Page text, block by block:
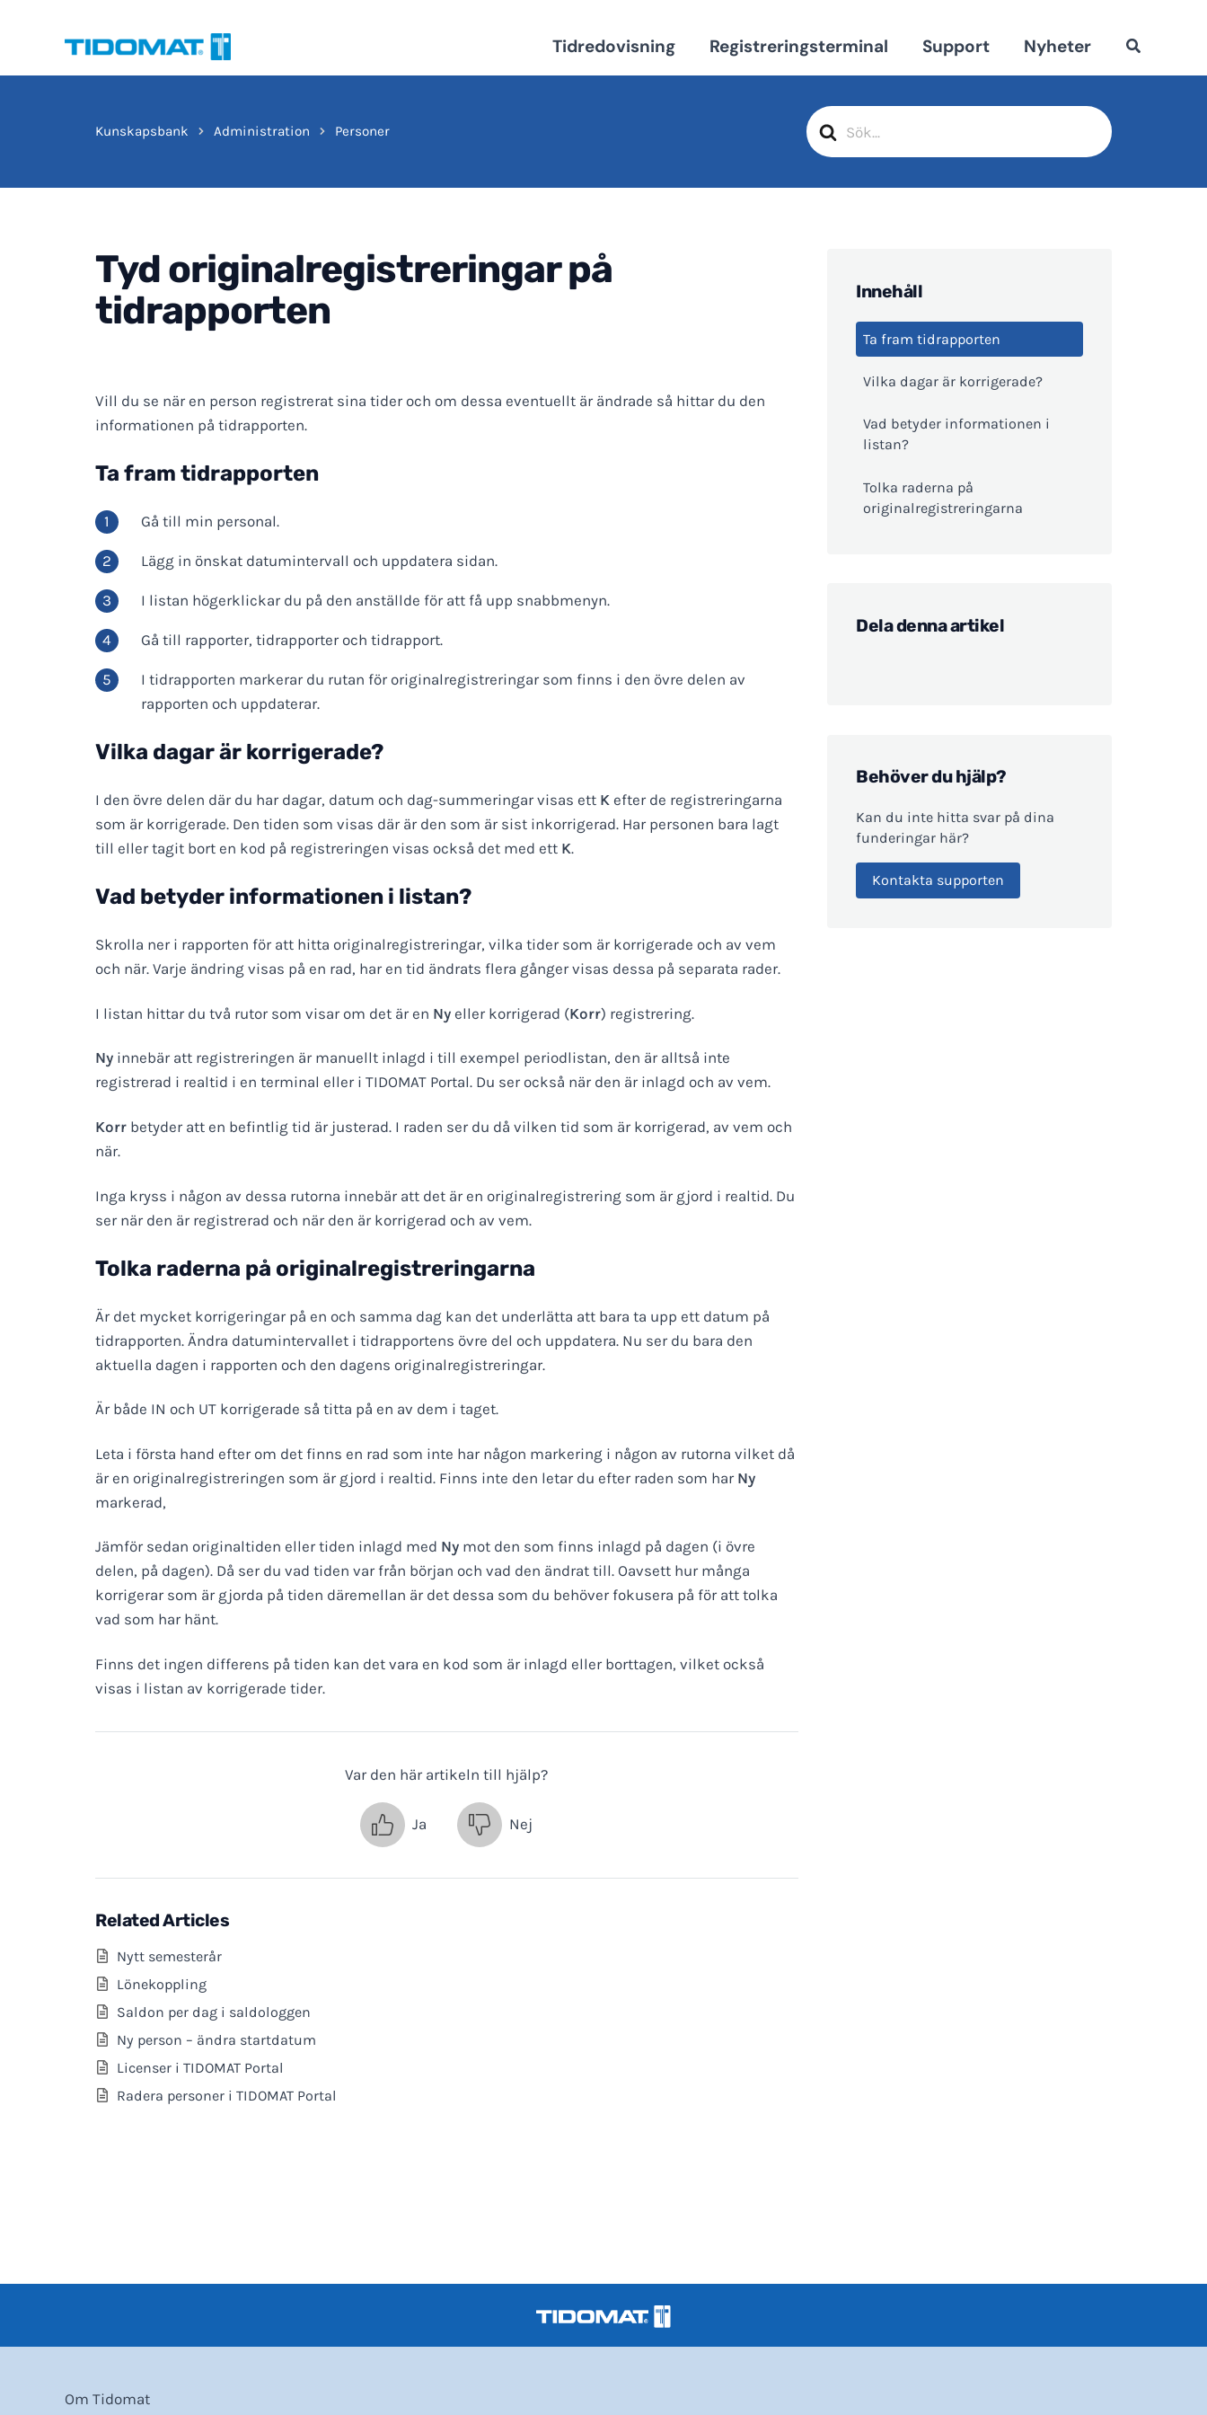
Tidredovisning Registreringsterminal Support Nyheter
Sök
efter
Kunskapsbank Administration Personer
Tyd originalregistreringar på
tidrapporten
Vill du se när en person registrerat sina tider och om dessa eventuellt är ändrade så hittar du den
informationen på tidrapporten.
Ta fram tidrapporten
Gå till min personal.
Lägg in önskat datumintervall och uppdatera sidan.
I listan högerklickar du på den anställde för att få upp snabbmenyn.
Gå till rapporter, tidrapporter och tidrapport.
I tidrapporten markerar du rutan för originalregistreringar som finns i den övre delen av
rapporten och uppdaterar.
Vilka dagar är korrigerade?
I den övre delen där du har dagar, datum och dag-summeringar visas ett K efter de registreringarna
som är korrigerade. Den tiden som visas där är den som är sist inkorrigerad. Har personen bara lagt
till eller tagit bort en kod på registreringen visas också det med ett K.
Vad betyder informationen i listan?
Skrolla ner i rapporten för att hitta originalregistreringar, vilka tider som är korrigerade och av vem
och när. Varje ändring visas på en rad, har en tid ändrats flera gånger visas dessa på separata rader.
I listan hittar du två rutor som visar om det är en Ny eller korrigerad (Korr) registrering.
Ny innebär att registreringen är manuellt inlagd i till exempel periodlistan, den är alltså inte
registrerad i realtid i en terminal eller i TIDOMAT Portal. Du ser också när den är inlagd och av vem.
Korr betyder att en befintlig tid är justerad. I raden ser du då vilken tid som är korrigerad, av vem och
när.
Inga kryss i någon av dessa rutorna innebär att det är en originalregistrering som är gjord i realtid. Du
ser när den är registrerad och när den är korrigerad och av vem.
Tolka raderna på originalregistreringarna
Är det mycket korrigeringar på en och samma dag kan det underlätta att bara ta upp ett datum på
tidrapporten. Ändra datumintervallet i tidrapportens övre del och uppdatera. Nu ser du bara den
aktuella dagen i rapporten och den dagens originalregistreringar.
Är både IN och UT korrigerade så titta på en av dem i taget.
Leta i första hand efter om det finns en rad som inte har någon markering i någon av rutorna vilket då
är en originalregistreringen som är gjord i realtid. Finns inte den letar du efter raden som har Ny
markerad,
Jämför sedan originaltiden eller tiden inlagd med Ny mot den som finns inlagd på dagen (i övre
delen, på dagen). Då ser du vad tiden var från början och vad den ändrat till. Oavsett hur många
korrigerar som är gjorda på tiden däremellan är det dessa som du behöver fokusera på för att tolka
vad som har hänt.
Finns det ingen differens på tiden kan det vara en kod som är inlagd eller borttagen, vilket också
visas i listan av korrigerade tider.
Var den här artikeln till hjälp?
Ja Nej
Related Articles
Nytt semesterår
Lönekoppling
Saldon per dag i saldologgen
Ny person – ändra startdatum
Licenser i TIDOMAT Portal
Radera personer i TIDOMAT Portal
Innehåll
Ta fram tidrapporten
Vilka dagar är korrigerade?
Vad betyder informationen i
listan?
Tolka raderna på
originalregistreringarna
Dela denna artikel
Behöver du hjälp?
Kan du inte hitta svar på dina
funderingar här?
Kontakta supporten
Om Tidomat